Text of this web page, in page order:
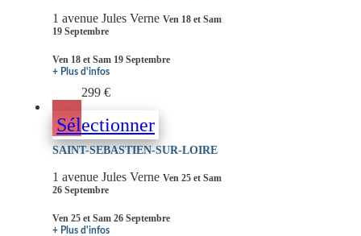
1 avenue Jules Verne Ven 18 et Sam
19 Septembre
Ven 18 et Sam 19 Septembre
+ Plus d'infos
299 €
Sélectionner
SAINT-SEBASTIEN-SUR-LOIRE
1 avenue Jules Verne Ven 25 et Sam
26 Septembre
Ven 25 et Sam 26 Septembre
+ Plus d'infos